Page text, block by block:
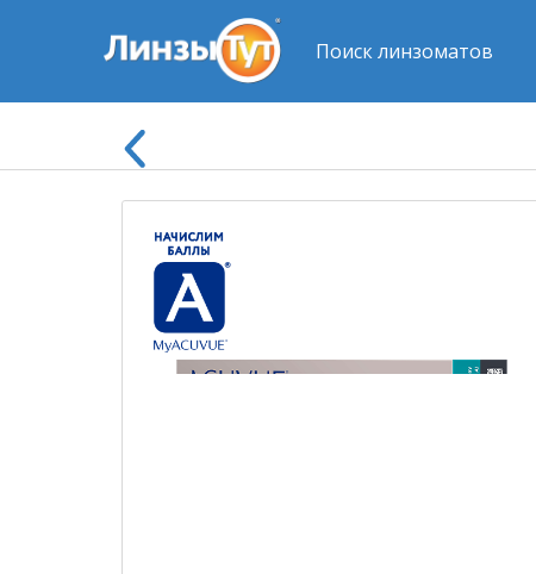
Поиск линзоматов